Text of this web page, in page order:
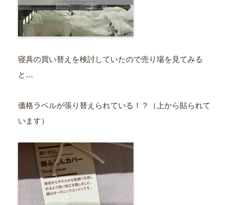
寝具の買い替えを検討していたので売り場を見てみる
と…
価格ラベルが張り替えられている！？（上から貼られて
います）